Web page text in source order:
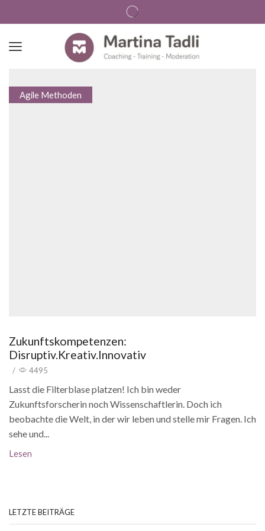
Agile Methoden
Zukunftskompetenzen:
Disruptiv.Kreativ.Innovativ
/ 4495
Lasst die Filterblase platzen! Ich bin weder
Zukunftsforscherin noch Wissenschaftlerin. Doch ich
beobachte die Welt, in der wir leben und stelle mir Fragen. Ich
sehe und...
Lesen
LETZTE BEITRÄGE